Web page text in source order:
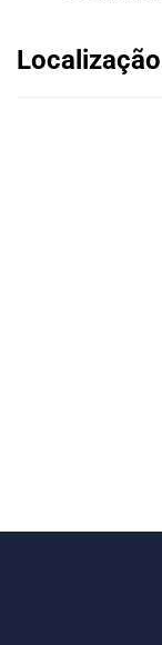
Localização